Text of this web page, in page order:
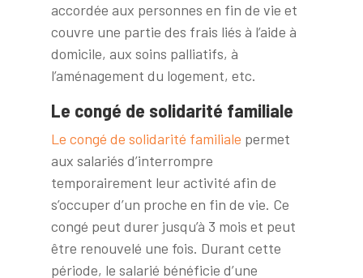
accordée aux personnes en fin de vie et
couvre une partie des frais liés à l’aide à
domicile, aux soins palliatifs, à
l’aménagement du logement, etc.
Le congé de solidarité familiale
Le congé de solidarité familiale permet
aux salariés d’interrompre
temporairement leur activité afin de
s’occuper d’un proche en fin de vie. Ce
congé peut durer jusqu’à 3 mois et peut
être renouvelé une fois. Durant cette
période, le salarié bénéficie d’une